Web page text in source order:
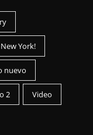
New York!
nuevo
2 Video